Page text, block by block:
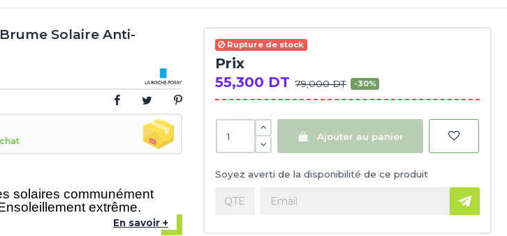
Solaire Anti-
solaires communément
extrême.
En savoir +
Rupture de stock
Prix
55,300 DT 79,000 DT -30%
Ajouter au panier
Soyez averti de la disponibilité de ce produit